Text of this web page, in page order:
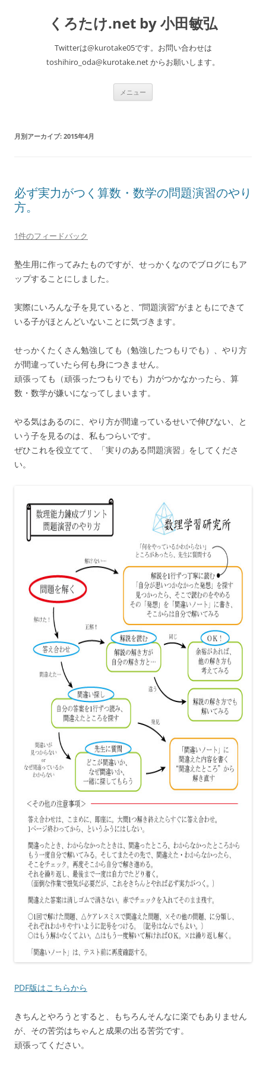
くろたけ.net by 小田敏弘
Twitterは@kurotake05です。お問い合わせは
toshihiro_oda@kurotake.net からお願いします。
メニュー
月別アーカイブ: 2015年4月
必ず実力がつく算数・数学の問題演習のやり
方。
1件のフィードバック
塾生用に作ってみたものですが、せっかくなのでブログにもア
ップすることにしました。
実際にいろんな子を見ていると、”問題演習”がまともにできて
いる子がほとんどいないことに気づきます。
せっかくたくさん勉強しても（勉強したつもりでも）、やり方
が間違っていたら何も身につきません。
頑張っても（頑張ったつもりでも）力がつかなかったら、算
数・数学が嫌いになってしまいます。
やる気はあるのに、やり方が間違っているせいで伸びない、と
いう子を見るのは、私もつらいです。
ぜひこれを役立てて、「実りのある問題演習」をしてくださ
い。
PDF版はこちらから
きちんとやろうとすると、もちろんそんなに楽でもありません
が、その苦労はちゃんと成果の出る苦労です。
頑張ってください。